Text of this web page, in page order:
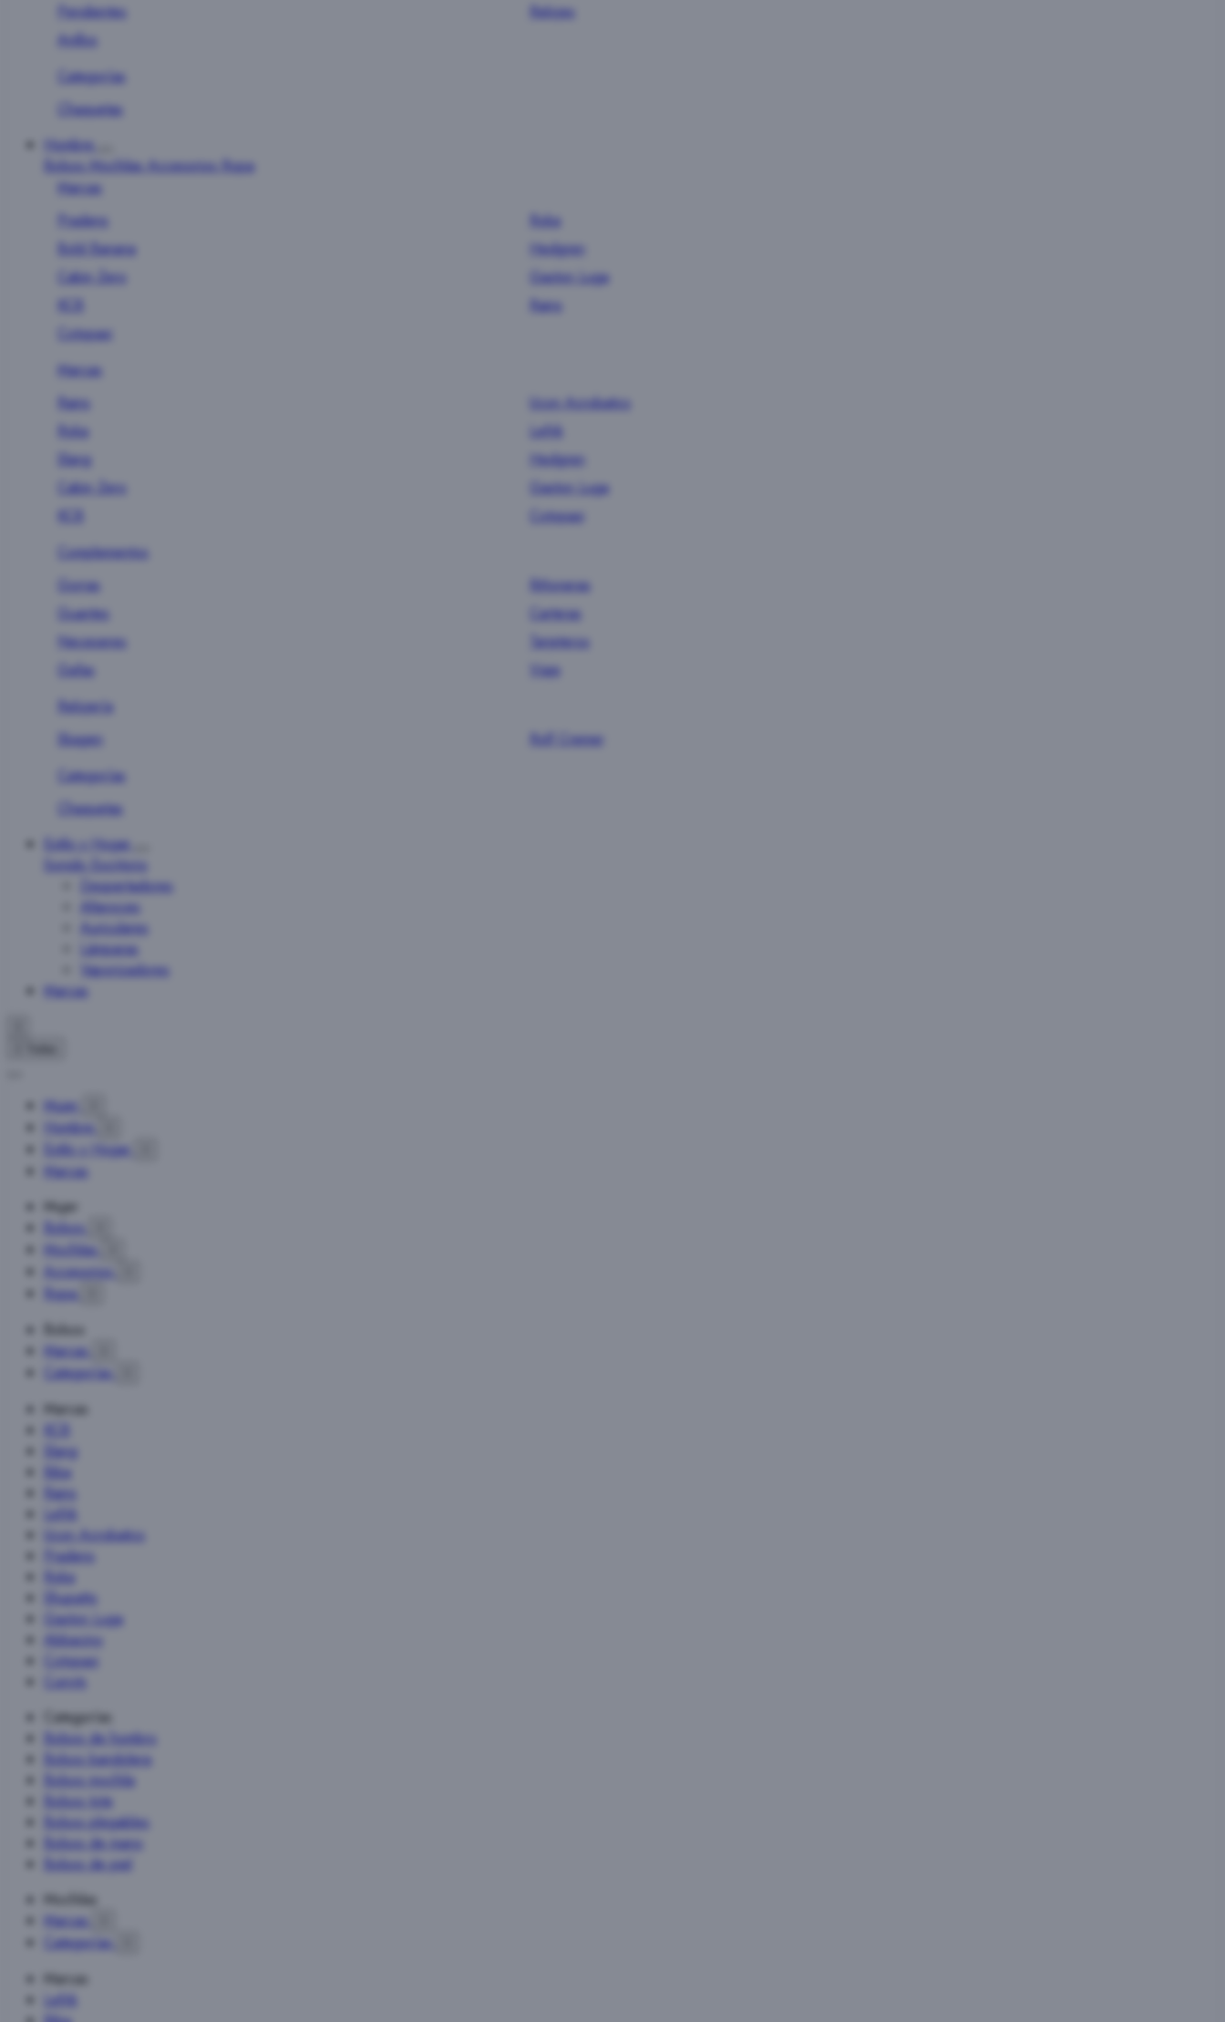
Pendientes
Relojes
Anillos
Categorías
Chaquetas
Hombre
Bolsos Mochilas Accesorios Ropa
Marcas
Pradens
Roka
Bold Banana
Hedgren
Cabin Zero
Gaston Luga
Rains
Cotopaxi
Marcas
Rains
Ucon Acrobatics
Roka
Lefrik
Slang
Hedgren
Cabin Zero
Gaston Luga
Cotopaxi
Complementos
Gorras
Riñoneras
Guantes
Carteras
Neceseres
Tarjeteros
Gafas
Viaje
Relojería
Skagen
Rolf Cremer
Categorías
Chaquetas
Estilo y Hogar
Sonido
Escritorio
Despertadores
Altavoces
Auriculares
Lámparas
Vaporizadores
Marcas
Mujer
Hombre
Estilo y Hogar
Marcas
Mujer
Bolsos
Mochilas
Accesorios
Ropa
Bolsos
Marcas
Categorías
Marcas
Slang
Biba
Rains
Lefrik
Ucon Acrobatics
Pradens
Roka
Shupatto
Gaston Luga
Abbacino
Cotopaxi
Cuirots
Categorías
Bolsos de hombro
Bolsos bandolera
Bolsos mochila
Bolsos tote
Bolsos plegables
Bolsos de mano
Bolsos de piel
Mochilas
Marcas
Categorías
Marcas
Lefrik